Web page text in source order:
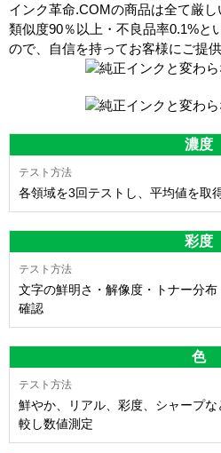
インク革命.COMの商品は全て厳し
類似度90％以上・不良品率0.1%と
ので、自信を持ってお客様にご提
濃度
各領域を3回テストし、平均値を取
彩度
文字の鮮明さ・解像度・トナー分
確認
色
鮮やか、リアル、彩度、シャープ
較し数値測定